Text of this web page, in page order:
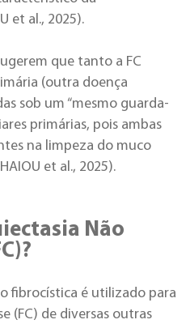
et al., 2025).
que tanto a FC
(outra doença
sob um “mesmo guarda-
primárias, pois ambas
na limpeza do muco
et al., 2025).
Não
fibrocística é utilizado para
(FC) de diversas outras